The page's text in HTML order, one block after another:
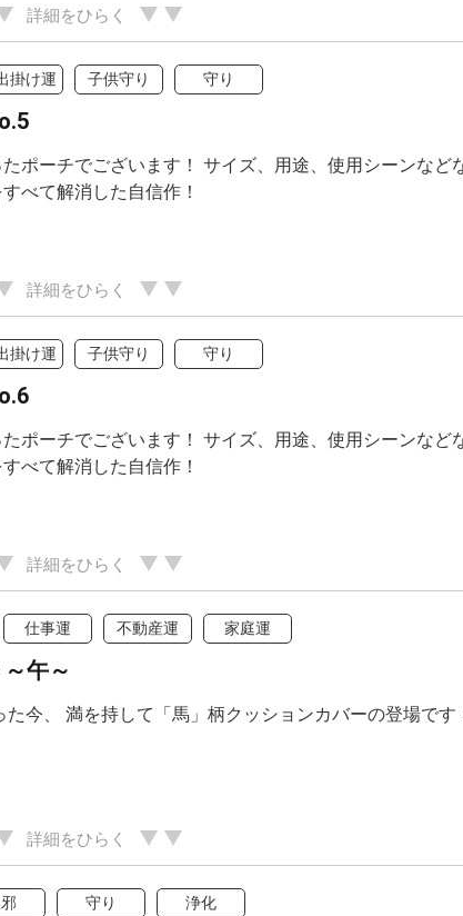
詳細をひらく
掛け運 子供守り 守り
ポーチでございます！ サイズ、用途、使用シーンなど
べて解消した自信作！
詳細をひらく
掛け運 子供守り 守り
ポーチでございます！ サイズ、用途、使用シーンなど
べて解消した自信作！
詳細をひらく
仕事運 不動産運 家庭運
午～
今、 満を持して「馬」柄クッションカバーの登場です
詳細をひらく
守り 浄化